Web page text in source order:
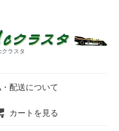
クラスタ
配送について
カートを見る